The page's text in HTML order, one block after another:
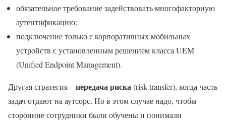
обязательное требование задействовать многофакторную
аутентификацию;
подключение только с корпоративных мобильных
устройств с установленным решением класса UEM
(Unified Endpoint Management).
Другая стратегия –передача риска(risk transfer), когда часть
задач отдают на аутсорс. Но в этом случае надо, чтобы
сторонние сотрудники были обучены и понимали